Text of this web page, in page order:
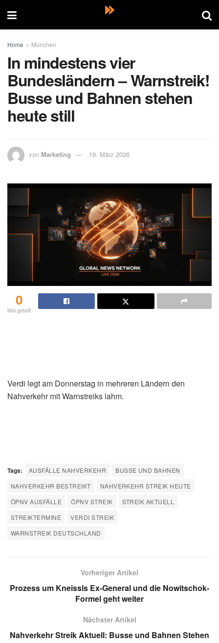
Home München
In mindestens vier
Bundesländern – Warnstreik!
Busse und Bahnen stehen
heute still
von Marketing 19. März 2026
0
Mal geteilt
Verdi legt am Donnerstag in mehreren Ländern den
Nahverkehr mit Warnstreiks lahm.
Tags: AUSFÄLLE NAHVERKEHR
BUSSE UND BAHNEN
NAHVERKEHR BESTREIKT
NAHVERKEHR STREIK HEUTE
ÖPNV AUSFÄLLE
ÖPNV STREIK
STREIK AKTUELL
STREIKTERMINE
VERDI STREIK
WARNSTREIK DEUTSCHLAND
Vorheriger Artikel
Prozess um Kneissls Ex-General und die Nowitschok-
Formel geht weiter
Nächster Artikel
Nahverkehr Streik Aktuell: Busse und Bahnen Stehen